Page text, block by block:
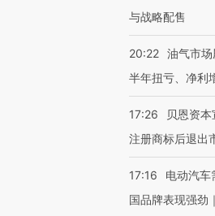
与战略配售
20:22 油气市
半年扭亏、净利
17:26
贝恩资
注册商标后退出
17:16
电动汽车
国品牌表现强劲